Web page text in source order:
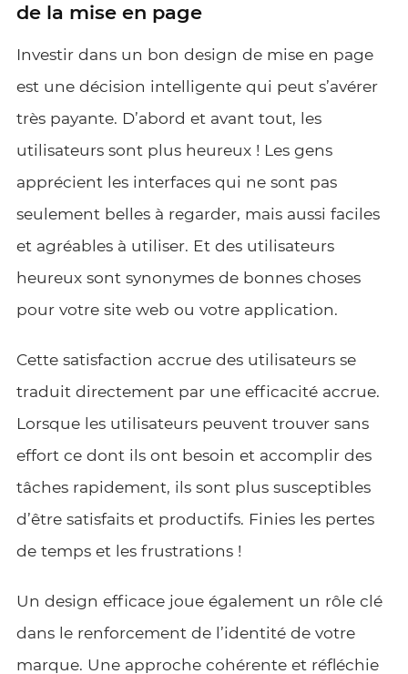
de la mise en page
Investir dans un bon design de mise en page
est une décision intelligente qui peut s’avérer
très payante. D’abord et avant tout, les
utilisateurs sont plus heureux ! Les gens
apprécient les interfaces qui ne sont pas
seulement belles à regarder, mais aussi faciles
et agréables à utiliser. Et des utilisateurs
heureux sont synonymes de bonnes choses
pour votre site web ou votre application.
Cette satisfaction accrue des utilisateurs se
traduit directement par une efficacité accrue.
Lorsque les utilisateurs peuvent trouver sans
effort ce dont ils ont besoin et accomplir des
tâches rapidement, ils sont plus susceptibles
d’être satisfaits et productifs. Finies les pertes
de temps et les frustrations !
Un design efficace joue également un rôle clé
dans le renforcement de l’identité de votre
marque. Une approche cohérente et réfléchie